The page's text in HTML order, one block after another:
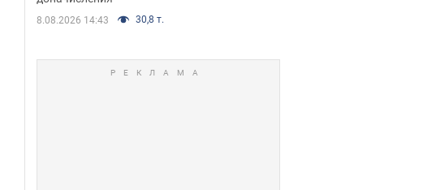
8.08.2026 14:43 30,8 т.